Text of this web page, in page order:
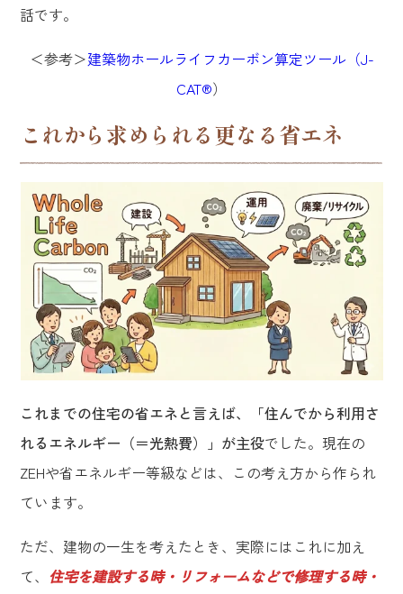
話です。
＜参考＞建築物ホールライフカーボン算定ツール（J-
CAT®）
これから求められる更なる省エネ
これまでの住宅の省エネと言えば、「住んでから利用さ
れるエネルギー（＝光熱費）」が主役でした。現在の
ZEHや省エネルギー等級などは、この考え方から作られ
ています。
ただ、建物の一生を考えたとき、実際にはこれに加え
て、 住宅を建設する時・リフォームなどで修理する時・